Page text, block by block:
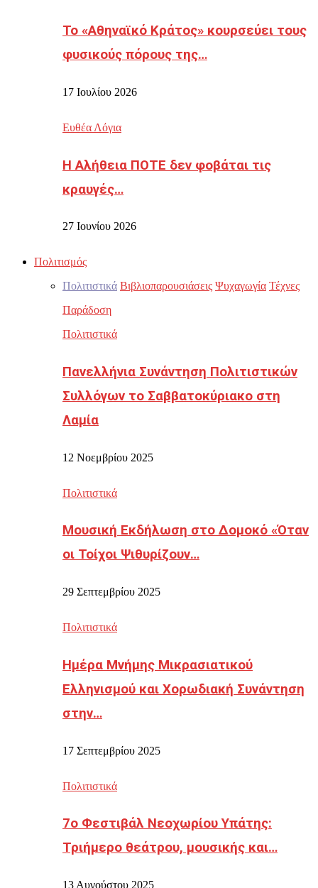
Το «Αθηναϊκό Κράτος» κουρσεύει τους
φυσικούς πόρους της…
17 Ιουλίου 2026
Ευθέα Λόγια
Η Αλήθεια ΠΟΤΕ δεν φοβάται τις
κραυγές…
27 Ιουνίου 2026
Πολιτισμός
Πολιτιστικά Βιβλιοπαρουσιάσεις Ψυχαγωγία Τέχνες
Παράδοση
Πολιτιστικά
Πανελλήνια Συνάντηση Πολιτιστικών
Συλλόγων το Σαββατοκύριακο στη
Λαμία
12 Νοεμβρίου 2025
Πολιτιστικά
Μουσική Εκδήλωση στο Δομοκό «Όταν
οι Τοίχοι Ψιθυρίζουν…
29 Σεπτεμβρίου 2025
Πολιτιστικά
Ημέρα Μνήμης Μικρασιατικού
Ελληνισμού και Χορωδιακή Συνάντηση
στην…
17 Σεπτεμβρίου 2025
Πολιτιστικά
7ο Φεστιβάλ Νεοχωρίου Υπάτης:
Τριήμερο θεάτρου, μουσικής και…
13 Αυγούστου 2025